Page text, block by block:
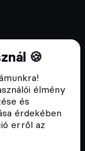
🍪
élmény
és
érdekében
erről az